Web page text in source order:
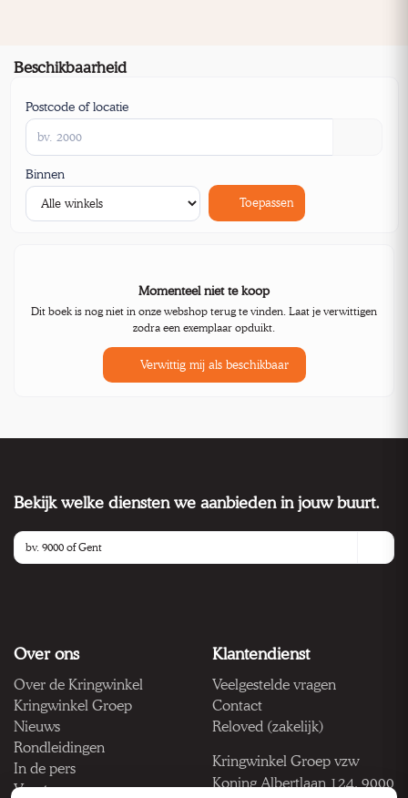
Beschikbaarheid
Postcode of locatie
Binnen
Toepassen
Momenteel niet te koop
Dit boek is nog niet in onze webshop terug te vinden. Laat je verwittigen
zodra een exemplaar opduikt.
Verwittig mij als beschikbaar
Bekijk welke diensten we aanbieden in jouw buurt.
Over ons
Over de Kringwinkel
Kringwinkel Groep
Nieuws
Rondleidingen
In de pers
Vacatures
Klantendienst
Veelgestelde vragen
Contact
Reloved (zakelijk)
Kringwinkel Groep vzw
Koning Albertlaan 124, 9000